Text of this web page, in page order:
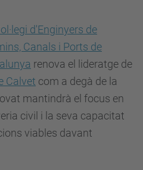
d'Enginyers de
Canals i Ports de
renova el lideratge de
Calvet com a degà de la
mantindrà el focus en
civil i la seva capacitat
viables davant